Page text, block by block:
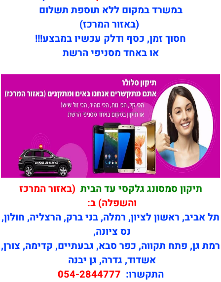
במשרד במקום ללא תוספת תשלום
(באזור המרכז)
חסוך זמן, כסף ודלק עכשיו במבצע!!!
או באחד מסניפי הרשת
תיקון סמסונג גלקסי עד הבית (באזור המרכז
והשפלה) ב:
תל אביב, ראשון לציון, רמלה, בני ברק, הרצליה, חולון,
נס ציונה,
רמת גן, פתח תקווה, כפר סבא, גבעתיים, קדימה, צורן,
אשדוד, גדרה, גן יבנה
התקשרו: 054-2844777